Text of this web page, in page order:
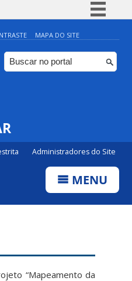
Simplifique!
Comunica BR
Participe
MAPA DO SITE
Administradores do Site
MENU
“Mapeamento da